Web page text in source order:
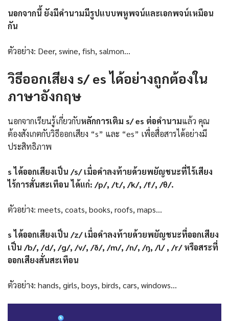
นอกจากนี้ ยังมีคำนามมีรูปแบบพหูพจน์และเอกพจน์เหมือน
กัน
ตัวอย่าง: Deer, swine, fish, salmon…
วิธีออกเสียง s/ es ได้อย่างถูกต้องใน
ภาษาอังกฤษ
นอกจากเรียนรู้เกี่ยวกับหลักการเติม s/ es ต่อคำนามแล้ว คุณ
ต้องสังเกตกับวิธีออกเสียง “s” และ “es” เพื่อสื่อสารได้อย่างมี
ประสิทธิภาพ
s ได้ออกเสียงเป็น /s/ เมื่อคำลงท้ายด้วยพยัญชนะที่ไร้เสียง
ไร้การสั่นสะเทือน ได้แก่: /p/, /t/, /k/, /f/, /θ/.
ตัวอย่าง: meets, coats, books, roofs, maps…
s ได้ออกเสียงเป็น /z/ เมื่อคำลงท้ายด้วยพยัญชนะที่ออกเสียง
เป็น /b/, /d/, /g/, /v/, /ð/, /m/, /n/, /ŋ, /l/ , /r/ หรือสระที่
ออกเสียงสั่นสะเทือน
ตัวอย่าง: hands, girls, boys, birds, cars, windows…